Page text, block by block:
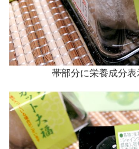
帯部分に栄養成分